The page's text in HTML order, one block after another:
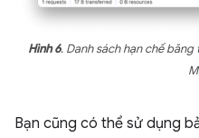
Hình 6. Danh sách hạn chế
Bạn cũng có thể sử dụng